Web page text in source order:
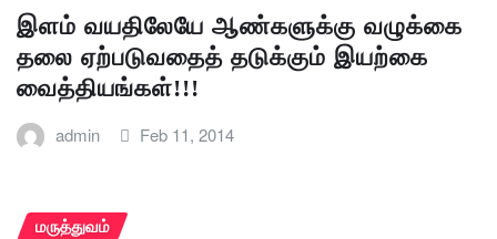
இளம் வயதிலேயே ஆண்களுக்கு வழுக்கை
தலை ஏற்படுவதைத் தடுக்கும் இயற்கை
வைத்தியங்கள்!!!
admin Feb 11, 2014
மருத்துவம்